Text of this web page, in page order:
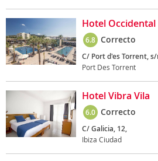
Hotel Occidental
6.8 Correcto
C/ Port d'es Torrent,
Port Des Torrent
Hotel Vibra Vila
6.0 Correcto
C/ Galicia, 12,
Ibiza Ciudad